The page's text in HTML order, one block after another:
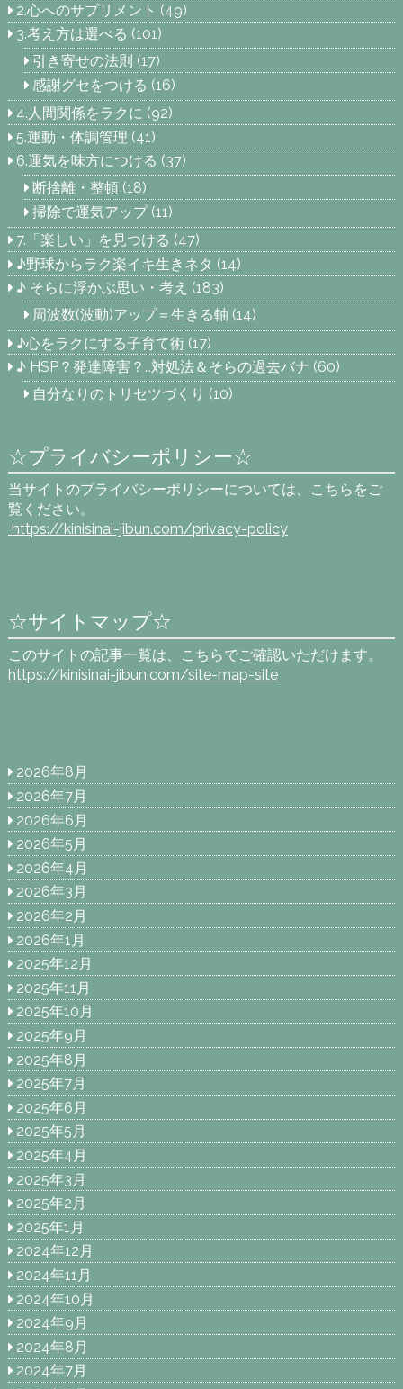
2.心へのサプリメント (49)
3.考え方は選べる (101)
引き寄せの法則 (17)
感謝グセをつける (16)
4.人間関係をラクに (92)
5.運動・体調管理 (41)
6.運気を味方につける (37)
断捨離・整頓(18)
掃除で運気アップ(11)
7.「楽しい」を見つける (47)
♪野球からラク楽イキ生きネタ (14)
♪ そらに浮かぶ思い・考え (183)
周波数(波動)アップ＝生きる軸 (14)
♪心をラクにする子育て術 (17)
♪ HSP？発達障害？…対処法＆そらの過去バナ (60)
自分なりのトリセツづくり (10)
☆プライバシーポリシー☆
当サイトのプライバシーポリシーについては、こちらをご
覧ください。
https://kinisinai-jibun.com/privacy-policy
☆サイトマップ☆
このサイトの記事一覧は、こちらでご確認いただけます。
https://kinisinai-jibun.com/site-map-site
2026年8月
2026年7月
2026年6月
2026年5月
2026年4月
2026年3月
2026年2月
2026年1月
2025年12月
2025年11月
2025年10月
2025年9月
2025年8月
2025年7月
2025年6月
2025年5月
2025年4月
2025年3月
2025年2月
2025年1月
2024年12月
2024年11月
2024年10月
2024年9月
2024年8月
2024年7月